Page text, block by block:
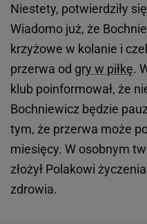
Niestety, potwierdziły
Wiadomo już, że
krzyżowe w kolanie i
przerwa od gry w piłkę.
klub poinformował, że
Bochniewicz będzie
tym, że przerwa może
miesięcy. W osobnym
złożył Polakowi
zdrowia.